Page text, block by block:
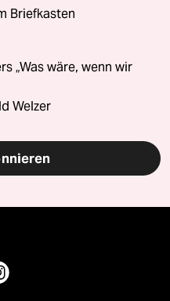
Briefkasten
„Was wäre, wenn wir
Welzer